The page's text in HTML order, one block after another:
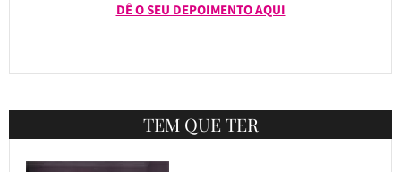
DÊ O SEU DEPOIMENTO AQUI
TEM QUE TER